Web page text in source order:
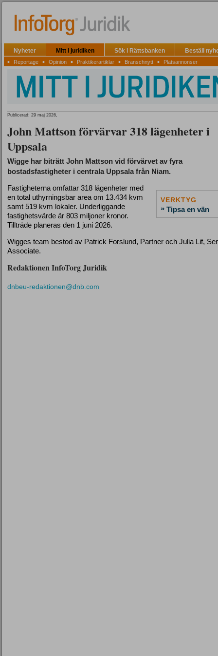
Nyheter Mitt i juridiken Sök i Rättsbanken Beställ
▪ Reportage ▪ Opinion ▪ Praktikerartiklar ▪ Branschnytt ▪ Platsannonser
Publicerad: 29 maj 2026,
John Mattson förvärvar 318 lägenheter i
Uppsala
Wigge har biträtt John Mattson vid förvärvet av fyra
bostadsfastigheter i centrala Uppsala från Niam.
VERKTYG
» Tipsa en vän
Fastigheterna omfattar 318 lägenheter med
en total uthyrningsbar area om 13.434 kvm
samt 519 kvm lokaler. Underliggande
fastighetsvärde är 803 miljoner kronor.
Tillträde planeras den 1 juni 2026.
Wigges team bestod av Patrick Forslund, Partner och Julia Lif,
Associate.
Redaktionen InfoTorg Juridik
dnbeu-redaktionen@dnb.com